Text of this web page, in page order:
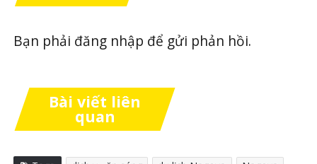
Bạn phải đăng nhập để gửi phản hồi.
Bài viết liên
quan